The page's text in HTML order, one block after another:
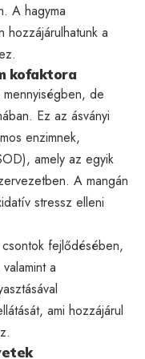
A hagyma
hozzájárulhatunk a
kofaktora
de
Ez az ásványi
enzimnek,
amely az egyik
A mangán
stressz elleni
fejlődésében,
a
ami hozzájárul